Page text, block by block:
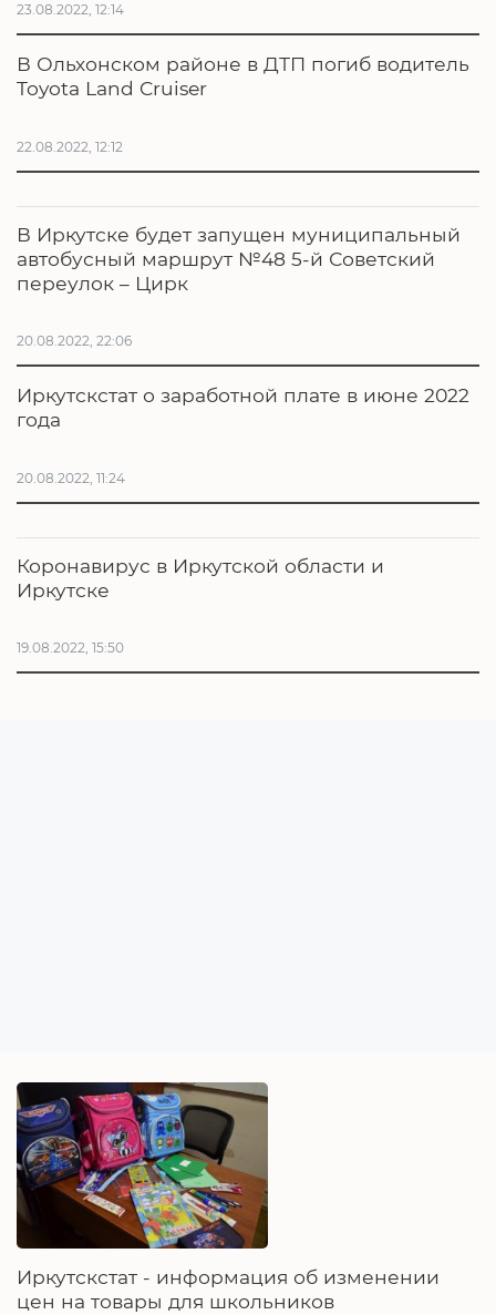
23.08.2022, 12:14
В Ольхонском районе в ДТП погиб водитель
Toyota Land Cruiser
22.08.2022, 12:12
В Иркутске будет запущен муниципальный
автобусный маршрут №48 5-й Советский
переулок – Цирк
20.08.2022, 22:06
Иркутскстат о заработной плате в июне 2022
года
20.08.2022, 11:24
Коронавирус в Иркутской области и
Иркутске
19.08.2022, 15:50
Иркутскстат - информация об изменении
цен на товары для школьников